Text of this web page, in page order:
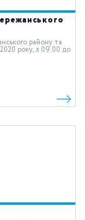
району та
року, з 09.00 до